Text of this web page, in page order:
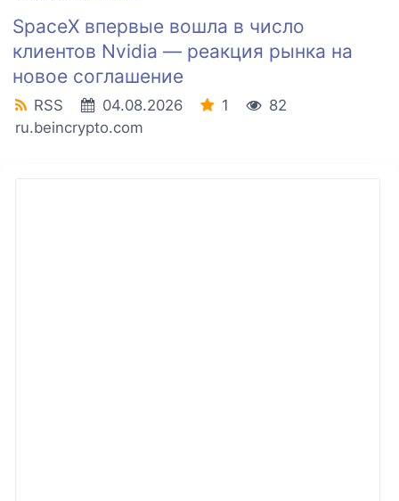
SpaceX впервые вошла в число
клиентов Nvidia — реакция рынка на
новое соглашение
RSS 04.08.2026 1
82
ru.beincrypto.com